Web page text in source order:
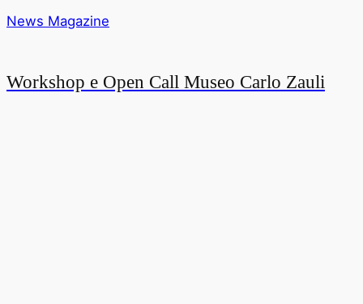
News Magazine
Workshop e Open Call Museo Carlo Zauli